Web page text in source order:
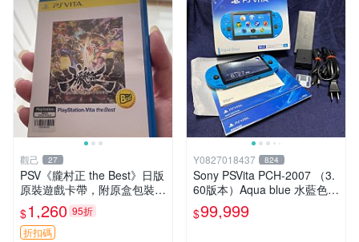
觀己 27
PSV《朧村正 the Best》日版
原裝遊戲卡帶，附原盒包裝，
狀態近新，盤面乾淨，支持P
SV主機即插即玩，日本語原
版，適合喜愛日系RPG玩家
$1,260 95折
折扣碼
Y0827018437 824
Sony PSVita PCH-2007 （3.
60版本）Aqua blue 水藍色
掌機 二手美品
$99,999